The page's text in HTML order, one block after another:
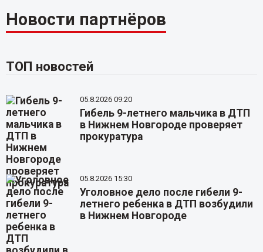
Новости партнёров
ТОП новостей
05.8.2026 09:20
Гибель 9-летнего мальчика в ДТП
в Нижнем Новгороде проверяет
прокуратура
05.8.2026 15:30
Уголовное дело после гибели 9-
летнего ребенка в ДТП возбудили
в Нижнем Новгороде